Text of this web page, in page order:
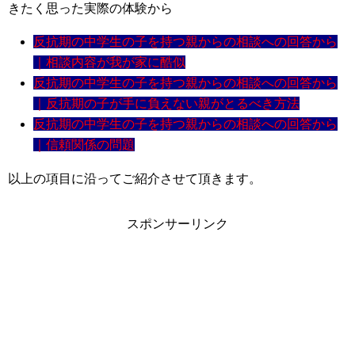
きたく思った実際の体験から
反抗期の中学生の子を持つ親からの相談への回答から
｜相談内容が我が家に酷似
反抗期の中学生の子を持つ親からの相談への回答から
｜反抗期の子が手に負えない親がとるべき方法
反抗期の中学生の子を持つ親からの相談への回答から
｜信頼関係の問題
以上の項目に沿ってご紹介させて頂きます。
スポンサーリンク